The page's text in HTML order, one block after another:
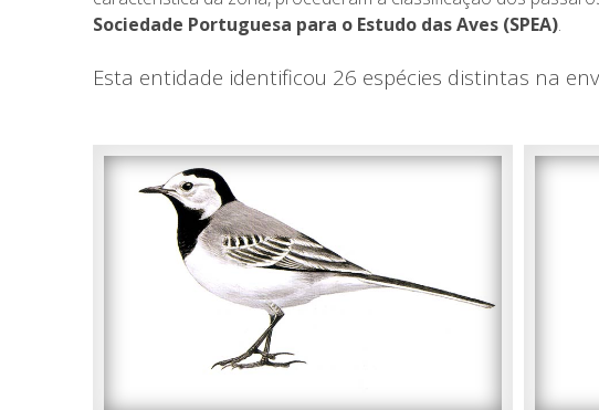
Sociedade Portuguesa para o Estudo das Aves (SPEA).
Esta entidade identificou 26 espécies distintas na